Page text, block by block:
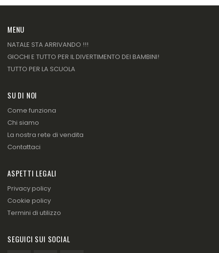
MENU
NATALE STA ARRIVANDO !!!
GIOCHI E TUTTO PER IL DIVERTIMENTO DEI BAMBINI!
TUTTO PER LA SCUOLA
SU DI NOI
Come funziona
Chi siamo
La nostra rete di vendita
Contattaci
ASPETTI LEGALI
Privacy policy
Cookie policy
Termini di utilizzo
SEGUICI SUI SOCIAL